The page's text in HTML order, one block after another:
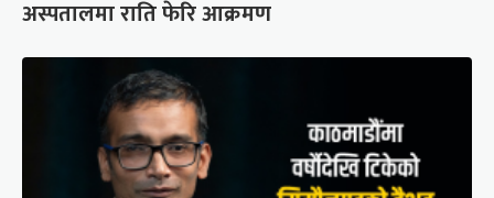
अस्पतालमा राति फेरि आक्रमण